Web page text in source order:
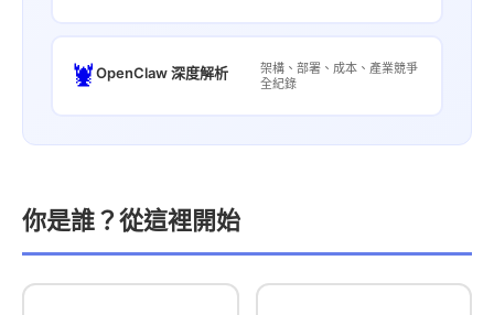
🦞OpenClaw 深度解析
架構、部署、成本、產業競爭
全紀錄
你是誰？從這裡開始